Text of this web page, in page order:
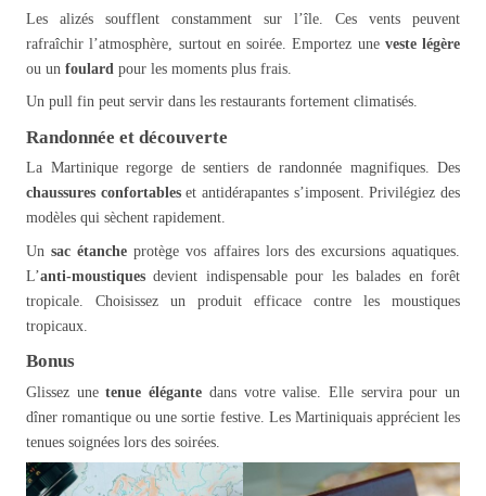
Les alizés soufflent constamment sur l’île. Ces vents peuvent
rafraîchir l’atmosphère, surtout en soirée. Emportez une veste légère
ou un foulard pour les moments plus frais.
Un pull fin peut servir dans les restaurants fortement climatisés.
Randonnée et découverte
La Martinique regorge de sentiers de randonnée magnifiques. Des
chaussures confortableset antidérapantes s’imposent. Privilégiez des
modèles qui sèchent rapidement.
Unsac étanche protège vos affaires lors des excursions aquatiques.
L’anti-moustiques devient indispensable pour les balades en forêt
tropicale. Choisissez un produit efficace contre les moustiques
tropicaux.
Bonus
Glissez unetenue élégante dans votre valise. Elle servira pour un
dîner romantique ou une sortie festive. Les Martiniquais apprécient les
tenues soignées lors des soirées.